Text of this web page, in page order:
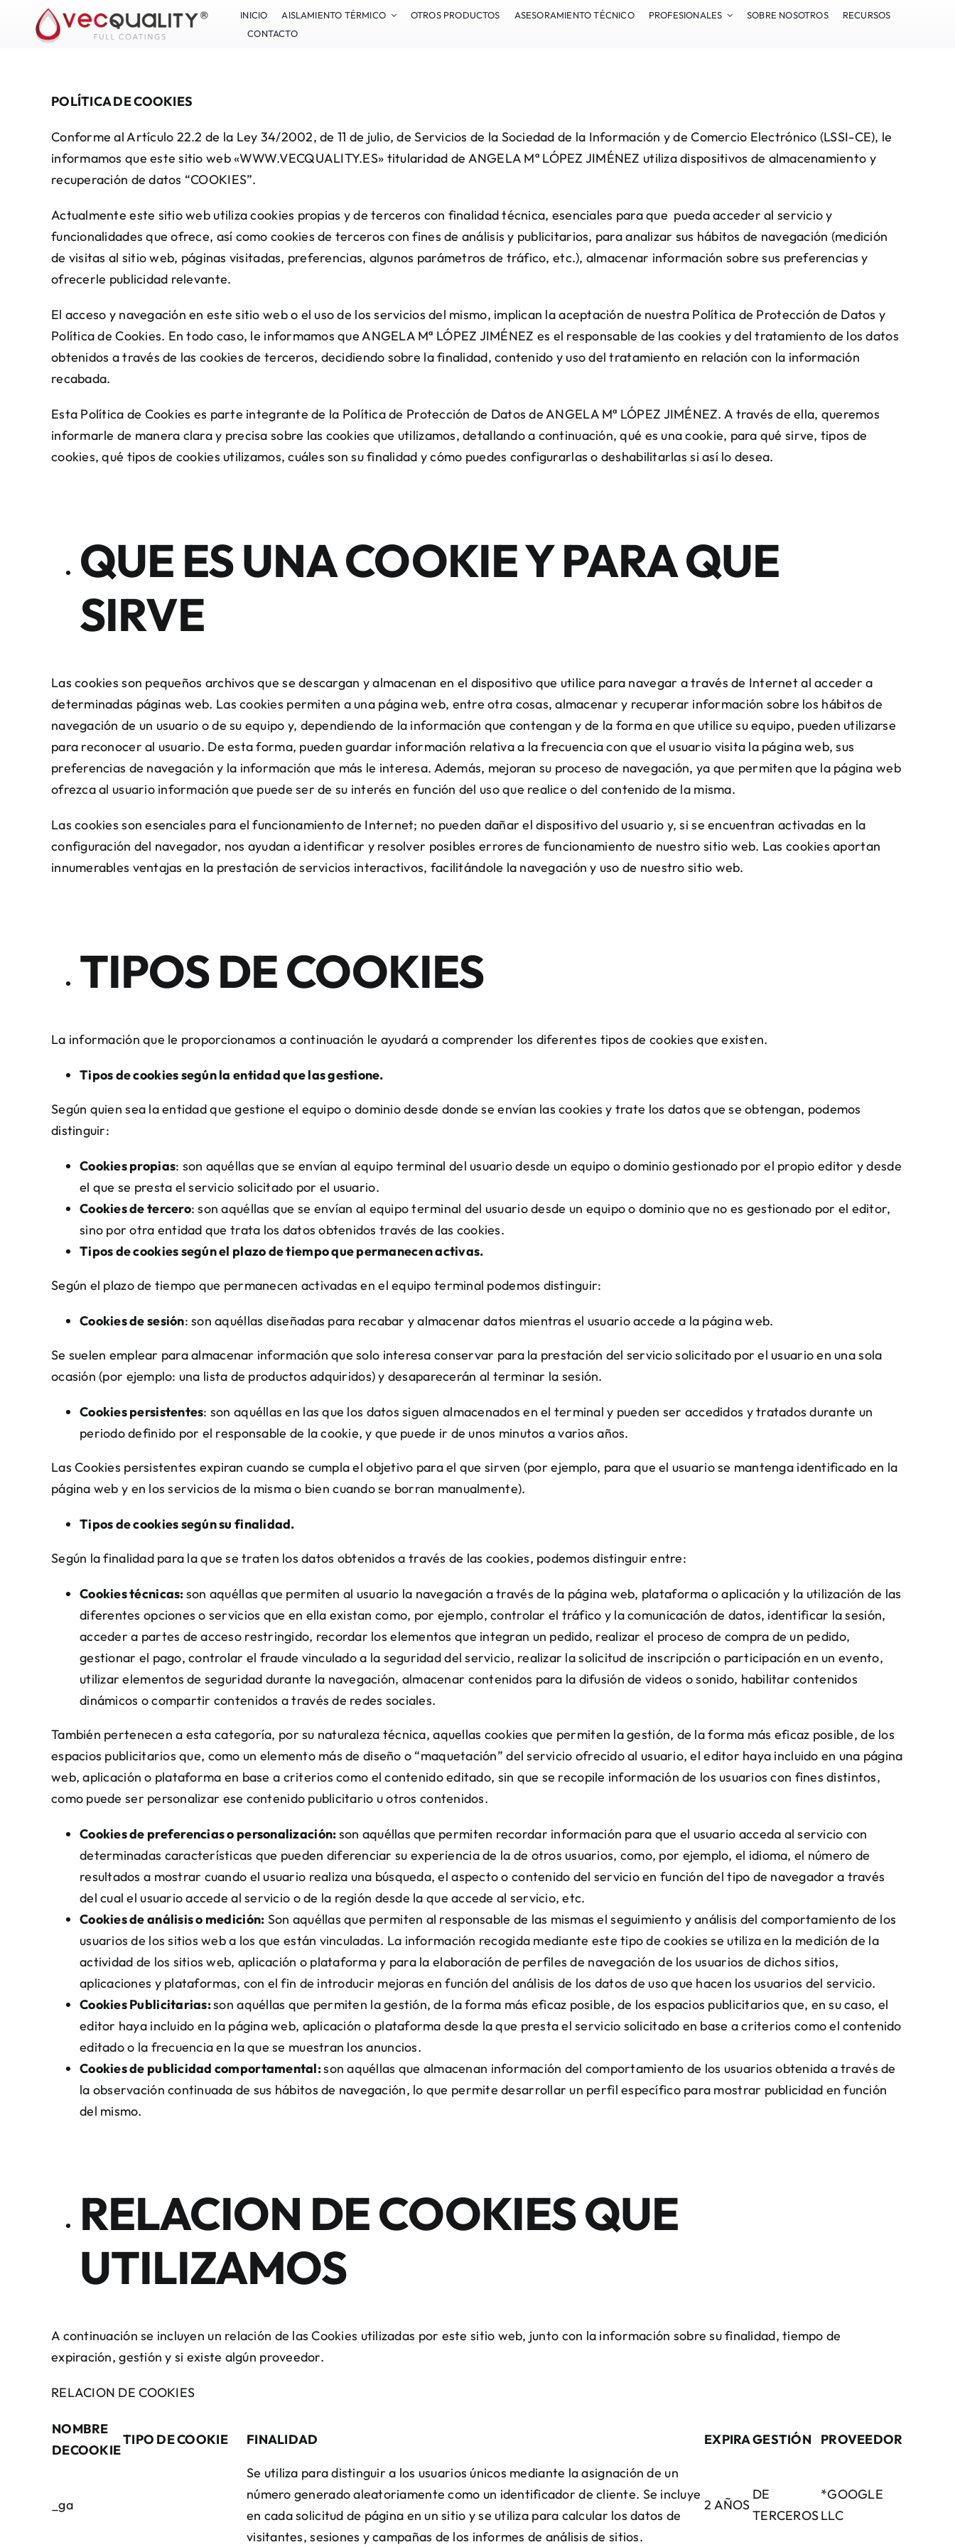
INICIO AISLAMIENTO TÉRMICO OTROS PRODUCTOS ASESORAMIENTO TÉCNICO PROFESIONALES SOBRE NOSOTROS
RECURSOS
CONTACTO
POLÍTICA DE COOKIES
Conforme al Artículo 22.2 de la Ley 34/2002, de 11 de julio, de Servicios de la Sociedad de la Información y de Comercio Electrónico (LSSI-CE), le
informamos que este sitio web «WWW.VECQUALITY.ES» titularidad de ANGELA Mª LÓPEZ JIMÉNEZ utiliza dispositivos de almacenamiento y
recuperación de datos “COOKIES”.
Actualmente este sitio web utiliza cookies propias y de terceros con finalidad técnica, esenciales para que pueda acceder al servicio y
funcionalidades que ofrece, así como cookies de terceros con fines de análisis y publicitarios, para analizar sus hábitos de navegación (medición
de visitas al sitio web, páginas visitadas, preferencias, algunos parámetros de tráfico, etc.), almacenar información sobre sus preferencias y
ofrecerle publicidad relevante.
El acceso y navegación en este sitio web o el uso de los servicios del mismo, implican la aceptación de nuestra Política de Protección de Datos y
Política de Cookies. En todo caso, le informamos que ANGELA Mª LÓPEZ JIMÉNEZ es el responsable de las cookies y del tratamiento de los datos
obtenidos a través de las cookies de terceros, decidiendo sobre la finalidad, contenido y uso del tratamiento en relación con la información
recabada.
Esta Política de Cookies es parte integrante de la Política de Protección de Datos de ANGELA Mª LÓPEZ JIMÉNEZ. A través de ella, queremos
informarle de manera clara y precisa sobre las cookies que utilizamos, detallando a continuación, qué es una cookie, para qué sirve, tipos de
cookies, qué tipos de cookies utilizamos, cuáles son su finalidad y cómo puedes configurarlas o deshabilitarlas si así lo desea.
QUE ES UNA COOKIE Y PARA QUE
SIRVE
Las cookies son pequeños archivos que se descargan y almacenan en el dispositivo que utilice para navegar a través de Internet al acceder a
determinadas páginas web. Las cookies permiten a una página web, entre otra cosas, almacenar y recuperar información sobre los hábitos de
navegación de un usuario o de su equipo y, dependiendo de la información que contengan y de la forma en que utilice su equipo, pueden utilizarse
para reconocer al usuario. De esta forma, pueden guardar información relativa a la frecuencia con que el usuario visita la página web, sus
preferencias de navegación y la información que más le interesa. Además, mejoran su proceso de navegación, ya que permiten que la página web
ofrezca al usuario información que puede ser de su interés en función del uso que realice o del contenido de la misma.
Las cookies son esenciales para el funcionamiento de Internet; no pueden dañar el dispositivo del usuario y, si se encuentran activadas en la
configuración del navegador, nos ayudan a identificar y resolver posibles errores de funcionamiento de nuestro sitio web. Las cookies aportan
innumerables ventajas en la prestación de servicios interactivos, facilitándole la navegación y uso de nuestro sitio web.
TIPOS DE COOKIES
La información que le proporcionamos a continuación le ayudará a comprender los diferentes tipos de cookies que existen.
Tipos de cookies según la entidad que las gestione.
Según quien sea la entidad que gestione el equipo o dominio desde donde se envían las cookies y trate los datos que se obtengan, podemos
distinguir:
Cookies propias: son aquéllas que se envían al equipo terminal del usuario desde un equipo o dominio gestionado por el propio editor y desde
el que se presta el servicio solicitado por el usuario.
Cookies de tercero: son aquéllas que se envían al equipo terminal del usuario desde un equipo o dominio que no es gestionado por el editor,
sino por otra entidad que trata los datos obtenidos través de las cookies.
Tipos de cookies según el plazo de tiempo que permanecen activas.
Según el plazo de tiempo que permanecen activadas en el equipo terminal podemos distinguir:
Cookies de sesión: son aquéllas diseñadas para recabar y almacenar datos mientras el usuario accede a la página web.
Se suelen emplear para almacenar información que solo interesa conservar para la prestación del servicio solicitado por el usuario en una sola
ocasión (por ejemplo: una lista de productos adquiridos) y desaparecerán al terminar la sesión.
Cookies persistentes: son aquéllas en las que los datos siguen almacenados en el terminal y pueden ser accedidos y tratados durante un
periodo definido por el responsable de la cookie, y que puede ir de unos minutos a varios años.
Las Cookies persistentes expiran cuando se cumpla el objetivo para el que sirven (porejemplo, para que el usuario se mantenga identificado en la
página web y en losservicios de la misma o bien cuando se borran manualmente).
Tipos de cookies según su finalidad.
Según la finalidad para la que se traten los datos obtenidos a través de las cookies, podemos distinguir entre:
Cookies técnicas:son aquéllas que permiten al usuario la navegación a través de la página web, plataforma o aplicación y la utilización de las
diferentes opciones o servicios que en ella existan como, por ejemplo, controlar el tráfico y la comunicación de datos, identificar la sesión,
acceder a partes de acceso restringido, recordar los elementos que integran un pedido, realizar el proceso de compra de un pedido,
gestionar el pago, controlar el fraude vinculado a la seguridad del servicio, realizar la solicitud de inscripción o participación en un evento,
utilizar elementos de seguridad durante la navegación, almacenar contenidos para la difusión de videos o sonido, habilitar contenidos
dinámicos o compartir contenidos a través de redes sociales.
También pertenecen a esta categoría, por su naturaleza técnica, aquellas cookies que permiten la gestión, de la forma más eficaz posible, de los
espacios publicitarios que, como un elemento más de diseño o “maquetación” del servicio ofrecido al usuario, el editor haya incluido en una página
web, aplicación o plataforma en base a criterios como el contenido editado, sin que se recopile información de los usuarios con fines distintos,
como puede ser personalizar ese contenido publicitario u otros contenidos.
Cookies de preferencias o personalización:son aquéllas que permiten recordar información para que el usuario acceda al servicio con
determinadas características que pueden diferenciar su experiencia de la de otros usuarios, como, por ejemplo, el idioma, el número de
resultados a mostrar cuando el usuario realiza una búsqueda, el aspecto o contenido del servicio en función del tipo de navegador a través
del cual el usuario accede al servicio o de la región desde la que accede al servicio, etc.
Cookies de análisis o medición: Son aquéllas que permiten al responsable de las mismas el seguimiento y análisis del comportamiento de los
usuarios de los sitios web a los que están vinculadas. La información recogida mediante este tipo de cookies se utiliza en la medición de la
actividad de los sitios web, aplicación o plataforma y para la elaboración de perfiles de navegación de los usuarios de dichos sitios,
aplicaciones y plataformas, con el fin de introducir mejoras en función del análisis de los datos de uso que hacen los usuarios del servicio.
Cookies Publicitarias:son aquéllas que permiten la gestión, de la forma más eficaz posible, de los espacios publicitarios que, en su caso, el
editor haya incluido en la página web, aplicación o plataforma desde la que presta el servicio solicitado en base a criterios como el contenido
editado o la frecuencia en la que se muestran los anuncios.
Cookies de publicidad comportamental:son aquéllas que almacenan información del comportamiento de los usuarios obtenida a través de
la observación continuada de sus hábitos de navegación, lo que permite desarrollar un perfil específico para mostrar publicidad en función
del mismo.
RELACION DE COOKIES QUE
UTILIZAMOS
A continuación se incluyen un relación de las Cookies utilizadas por este sitio web, junto con la información sobre su finalidad, tiempo de
expiración, gestión y si existe algún proveedor.
RELACION DE COOKIES
NOMBRE
DECOOKIE
TIPO DE COOKIE FINALIDAD EXPIRAGESTIÓN PROVEEDOR
_ga
Se utiliza para distinguir a los usuarios únicos mediante la asignación de un
número generado aleatoriamente como un identificador de cliente. Se incluye
en cada solicitud de página en un sitio y se utiliza para calcular los datos de
visitantes, sesiones y campañas de los informes de análisis de sitios.
2 AÑOS
DE
TERCEROS
*GOOGLE
LLC